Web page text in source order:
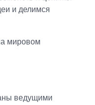
и делимся
мировом
ведущими